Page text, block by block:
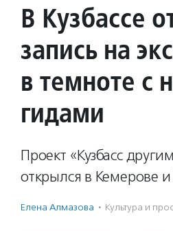
В Кузбассе
запись на
в темноте с
гидами
Проект «Кузбасс
открылся в Кемерове и
Елена Алмазова · Культура и